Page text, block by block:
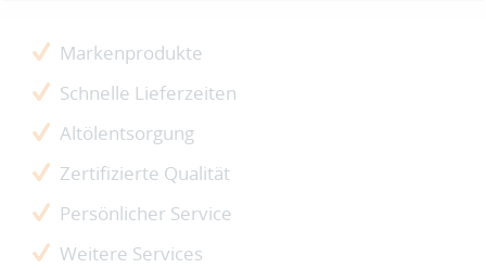
Markenprodukte
Schnelle Lieferzeiten
Altölentsorgung
Zertifizierte Qualität
Persönlicher Service
Weitere Services